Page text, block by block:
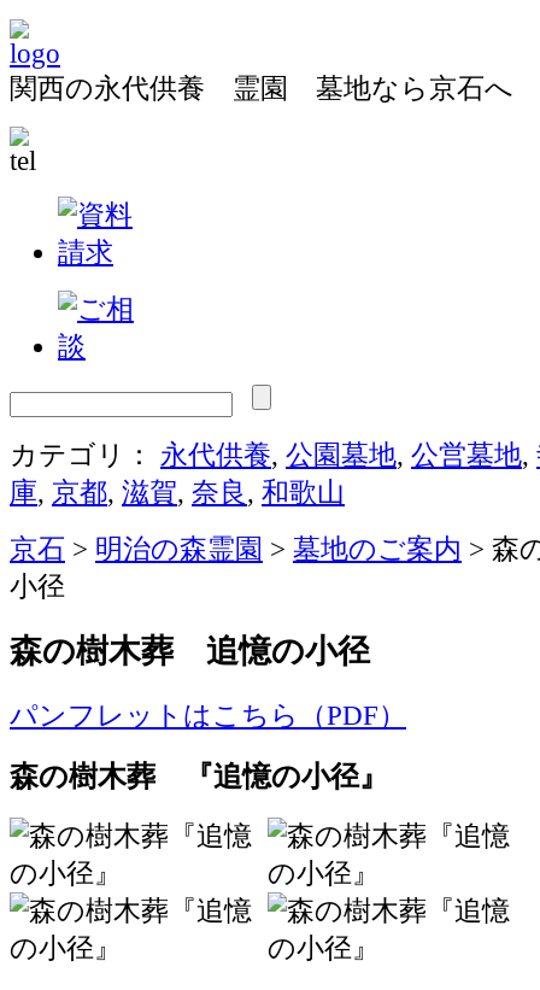
関西の永代供養 霊園 墓地なら京石へ
カテゴリ： 永代供養, 公園墓地, 公営墓地,
庫, 京都, 滋賀, 奈良 , 和歌山
京石 > 明治の森霊園 > 墓地のご案内 > 森
小径
森の樹木葬 追憶の小径
パンフレットはこちら（PDF）
森の樹木葬 『追憶の小径』